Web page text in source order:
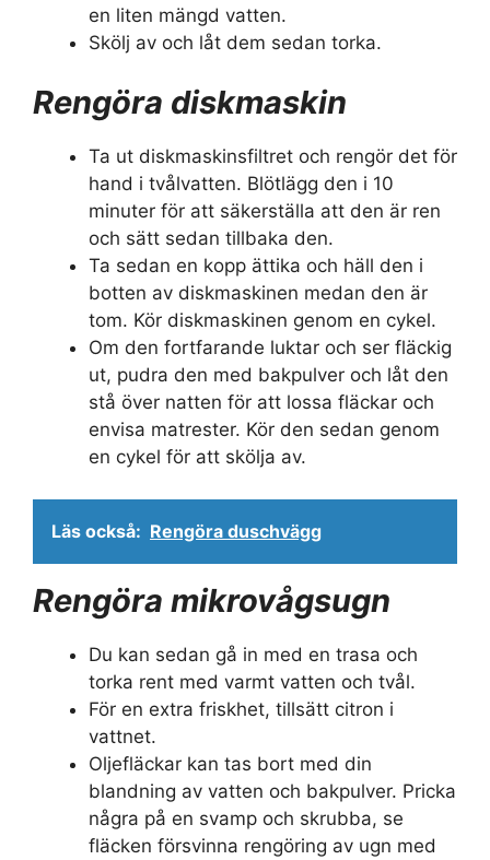
en liten mängd vatten.
Skölj av och låt dem sedan torka.
Rengöra diskmaskin
Ta ut diskmaskinsfiltret och rengör det för
hand i tvålvatten. Blötlägg den i 10
minuter för att säkerställa att den är ren
och sätt sedan tillbaka den.
Ta sedan en kopp ättika och häll den i
botten av diskmaskinen medan den är
tom. Kör diskmaskinen genom en cykel.
Om den fortfarande luktar och ser fläckig
ut, pudra den med bakpulver och låt den
stå över natten för att lossa fläckar och
envisa matrester. Kör den sedan genom
en cykel för att skölja av.
Läs också: Rengöra duschvägg
Rengöra mikrovågsugn
Du kan sedan gå in med en trasa och
torka rent med varmt vatten och tvål.
För en extra friskhet, tillsätt citron i
vattnet.
Oljefläckar kan tas bort med din
blandning av vatten och bakpulver. Pricka
några på en svamp och skrubba, se
fläcken försvinna rengöring av ugn med